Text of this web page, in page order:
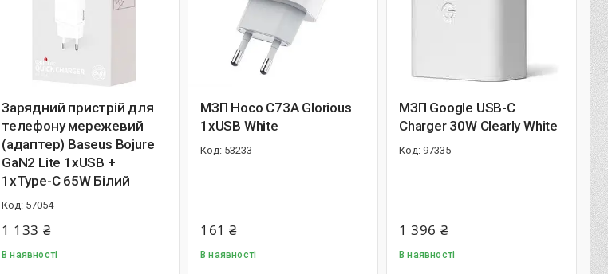
Зарядний пристрій для
телефону мережевий
(адаптер) Baseus Bojure
GaN2 Lite 1xUSB +
1xType-C 65W Білий
57054
1 133 ₴
В наявності
МЗП Hoco C73A Glorious
1xUSB White
53233
161 ₴
В наявності
МЗП Google USB-C
Charger 30W Clearly White
97335
1 396 ₴
В наявності